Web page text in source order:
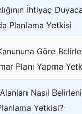
İhtiyaç
Planlama Yetkisi
Göre
Planı Yapma
Nasıl
Yetkisi?